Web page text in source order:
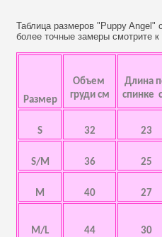
Таблица размеров "Puppy Angel"
более точные замеры смотрите
Размер
Объем
груди см
Длина
спинке
S 32 23
S/M 36 25
M 40 27
M/L 44 30